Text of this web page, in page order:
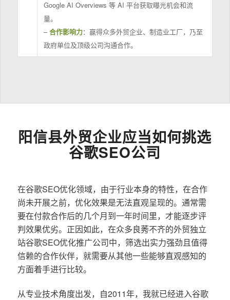
Google AI Overviews 等 AI 平台获取曝光机会和流
量。
–合作影响力：赢得众多外贸企业、制造业工厂，乃至
政府单位及顶级公司沟通合作。
阳信县外贸企业应当如何挑选
谷歌SEO公司
在谷歌SEO优化领域，由于行业本身的特性，在合作
尚未开展之前，优化效果是无法直观呈现的。通常需
要在付款合作后的几个月到一年时间里，才能逐步评
判效果优劣。正因如此，在众多良莠不齐的外贸独立
站谷歌SEO优化推广公司中，筛选出实力强劲且值得
信赖的合作伙伴，就需要从其他一些能够直观感知的
方面着手进行比较。
从专业技术角度出发，自2011年，我就已经进入谷歌